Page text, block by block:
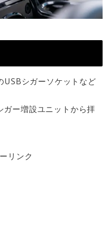
USBシガーソケットなど
ー増設ユニットから拝
リンク